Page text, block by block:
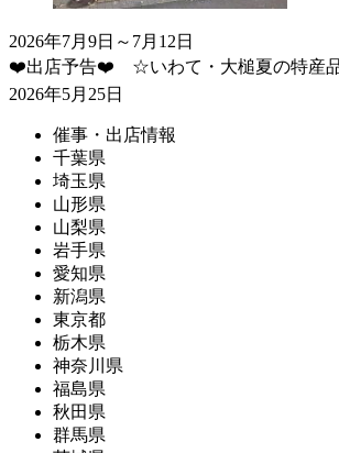
2026年7月9日～7月12日
❤️出店予告❤️ ☆いわて・大槌夏の特産
2026年5月25日
催事・出店情報
千葉県
埼玉県
山形県
山梨県
岩手県
愛知県
新潟県
東京都
栃木県
神奈川県
福島県
秋田県
群馬県